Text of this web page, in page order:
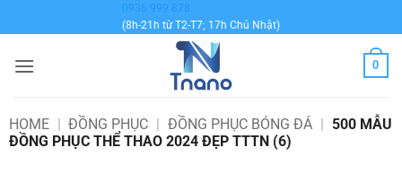
qua
dung
0936 999 878
(8h-21h từ T2-T7; 17h Chủ Nhật)
0
HOME | ĐỒNG PHỤC | ĐỒNG PHỤC BÓNG ĐÁ | 500 MẪU
ĐỒNG PHỤC THỂ THAO 2024 ĐẸP TTTN (6)